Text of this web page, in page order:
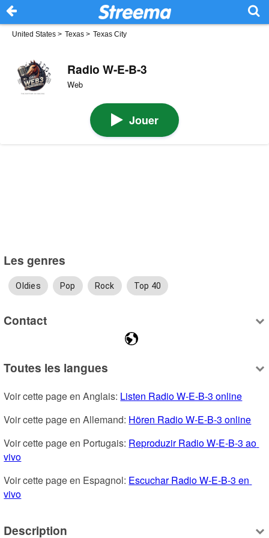
United States > Texas > Texas City
Radio W-E-B-3
Web
Jouer
Les genres
Oldies Pop Rock Top 40
Contact
Toutes les langues
Voir cette page en Anglais: Listen Radio W-E-B-3 online
Voir cette page en Allemand: Hören Radio W-E-B-3 online
Voir cette page en Portugais: Reproduzir Radio W-E-B-3 ao
vivo
Voir cette page en Espagnol: Escuchar Radio W-E-B-3 en
vivo
Description